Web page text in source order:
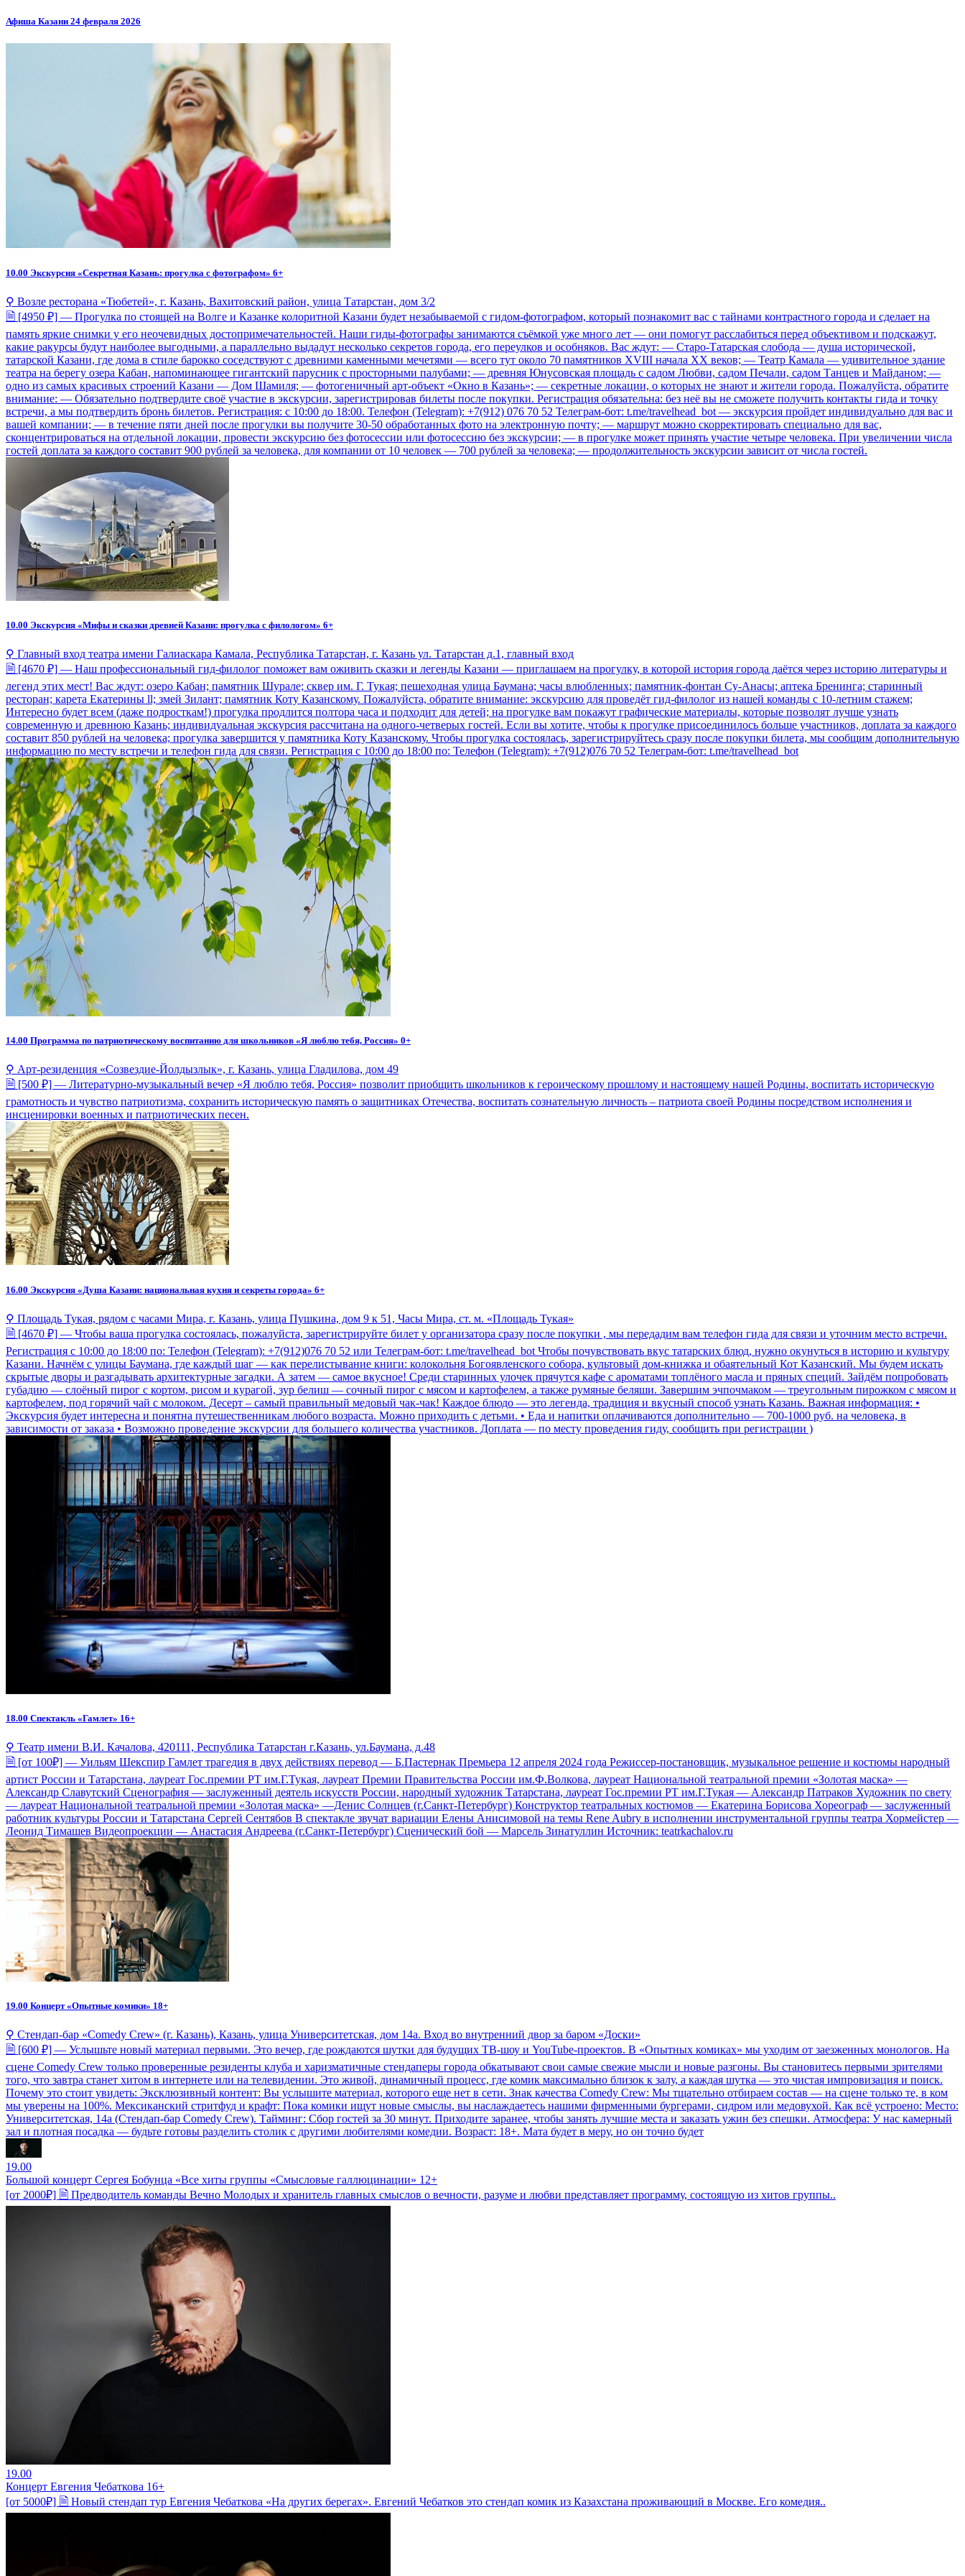
Афиша Казани 24 февраля 2026
10.00 Экскурсия «Секретная Казань: прогулка с фотографом» 6+
⚲ Возле ресторана «Тюбетей», г. Казань, Вахитовский район, улица Татарстан, дом 3/2
🗎 [4950 ₽] — Прогулка по стоящей на Волге и Казанке колоритной Казани будет незабываемой с гидом-фотографом, который познакомит вас с тайнами контрастного города и сделает на
память яркие снимки у его неочевидных достопримечательностей. Наши гиды-фотографы занимаются съёмкой уже много лет — они помогут расслабиться перед объективом и подскажут,
какие ракурсы будут наиболее выгодными, а параллельно выдадут несколько секретов города, его переулков и особняков. Вас ждут: — Старо-Татарская слобода — душа исторической,
татарской Казани, где дома в стиле барокко соседствуют с древними каменными мечетями — всего тут около 70 памятников XVIII начала XX веков; — Театр Камала — удивительное здание
театра на берегу озера Кабан, напоминающее гигантский парусник с просторными палубами; — древняя Юнусовская площадь с садом Любви, садом Печали, садом Танцев и Майданом; —
одно из самых красивых строений Казани — Дом Шамиля; — фотогеничный арт-объект «Окно в Казань»; — секретные локации, о которых не знают и жители города. Пожалуйста, обратите
внимание: — Обязательно подтвердите своё участие в экскурсии, зарегистрировав билеты после покупки. Регистрация обязательна: без неё вы не сможете получить контакты гида и точку
встречи, а мы подтвердить бронь билетов. Регистрация: с 10:00 до 18:00. Телефон (Telegram): +7(912) 076 70 52 Телеграм-бот: t.me/travelhead_bot — экскурсия пройдет индивидуально для вас и
вашей компании; — в течение пяти дней после прогулки вы получите 30-50 обработанных фото на электронную почту; — маршрут можно скорректировать специально для вас,
сконцентрироваться на отдельной локации, провести экскурсию без фотосессии или фотосессию без экскурсии; — в прогулке может принять участие четыре человека. При увеличении числа
гостей доплата за каждого составит 900 рублей за человека, для компании от 10 человек — 700 рублей за человека; — продолжительность экскурсии зависит от числа гостей.
10.00 Экскурсия «Мифы и сказки древней Казани: прогулка с филологом» 6+
⚲ Главный вход театра имени Галиаскара Камала, Республика Татарстан, г. Казань ул. Татарстан д.1, главный вход
🗎 [4670 ₽] — Наш профессиональный гид-филолог поможет вам оживить сказки и легенды Казани — приглашаем на прогулку, в которой история города даётся через историю литературы и
легенд этих мест! Вас ждут: озеро Кабан; памятник Шурале; сквер им. Г. Тукая; пешеходная улица Баумана; часы влюбленных; памятник-фонтан Су-Анасы; аптека Бренинга; старинный
ресторан; карета Екатерины ll; змей Зилант; памятник Коту Казанскому. Пожалуйста, обратите внимание: экскурсию для проведёт гид-филолог из нашей команды с 10-летним стажем;
Интересно будет всем (даже подросткам!) прогулка продлится полтора часа и подходит для детей; на прогулке вам покажут графические материалы, которые позволят лучше узнать
современную и древнюю Казань; индивидуальная экскурсия рассчитана на одного-четверых гостей. Если вы хотите, чтобы к прогулке присоединилось больше участников, доплата за каждого
составит 850 рублей на человека; прогулка завершится у памятника Коту Казанскому. Чтобы прогулка состоялась, зарегистрируйтесь сразу после покупки билета, мы сообщим дополнительную
информацию по месту встречи и телефон гида для связи. Регистрация с 10:00 до 18:00 по: Телефон (Telegram): +7(912)076 70 52 Телеграм-бот: t.me/travelhead_bot
14.00 Программа по патриотическому воспитанию для школьников «Я люблю тебя, Россия» 0+
⚲ Арт-резиденция «Созвездие-Йолдызлык», г. Казань, улица Гладилова, дом 49
🗎 [500 ₽] — Литературно-музыкальный вечер «Я люблю тебя, Россия» позволит приобщить школьников к героическому прошлому и настоящему нашей Родины, воспитать историческую
грамотность и чувство патриотизма, сохранить историческую память о защитниках Отечества, воспитать сознательную личность – патриота своей Родины посредством исполнения и
инсценировки военных и патриотических песен.
16.00 Экскурсия «Душа Казани: национальная кухня и секреты города» 6+
⚲ Площадь Тукая, рядом с часами Мира, г. Казань, улица Пушкина, дом 9 к 51, Часы Мира, ст. м. «Площадь Тукая»
🗎 [4670 ₽] — Чтобы ваша прогулка состоялась, пожалуйста, зарегистрируйте билет у организатора сразу после покупки , мы передадим вам телефон гида для связи и уточним место встречи.
Регистрация с 10:00 до 18:00 по: Телефон (Telegram): +7(912)076 70 52 или Телеграм-бот: t.me/travelhead_bot Чтобы почувствовать вкус татарских блюд, нужно окунуться в историю и культуру
Казани. Начнём с улицы Баумана, где каждый шаг — как перелистывание книги: колокольня Богоявленского собора, культовый дом-книжка и обаятельный Кот Казанский. Мы будем искать
скрытые дворы и разгадывать архитектурные загадки. А затем — самое вкусное! Среди старинных улочек прячутся кафе с ароматами топлёного масла и пряных специй. Зайдём попробовать
губадию — слоёный пирог с кортом, рисом и курагой, зур белиш — сочный пирог с мясом и картофелем, а также румяные беляши. Завершим эчпочмаком — треугольным пирожком с мясом и
картофелем, под горячий чай с молоком. Десерт – самый правильный медовый чак-чак! Каждое блюдо — это легенда, традиция и вкусный способ узнать Казань. Важная информация: •
Экскурсия будет интересна и понятна путешественникам любого возраста. Можно приходить с детьми. • Еда и напитки оплачиваются дополнительно — 700-1000 руб. на человека, в
зависимости от заказа • Возможно проведение экскурсии для большего количества участников. Доплата — по месту проведения гиду, сообщить при регистрации )
18.00 Спектакль «Гамлет» 16+
⚲ Театр имени В.И. Качалова, 420111, Республика Татарстан г.Казань, ул.Баумана, д.48
🗎 [от 100₽] — Уильям Шекспир Гамлет трагедия в двух действиях перевод — Б.Пастернак Премьера 12 апреля 2024 года Режиссер-постановщик, музыкальное решение и костюмы народный
артист России и Татарстана, лауреат Гос.премии РТ им.Г.Тукая, лауреат Премии Правительства России им.Ф.Волкова, лауреат Национальной театральной премии «Золотая маска» —
Александр Славутский Сценография — заслуженный деятель искусств России, народный художник Татарстана, лауреат Гос.премии РТ им.Г.Тукая — Александр Патраков Художник по свету
— лауреат Национальной театральной премии «Золотая маска» —Денис Солнцев (г.Санкт-Петербург) Конструктор театральных костюмов — Екатерина Борисова Хореограф — заслуженный
работник культуры России и Татарстана Сергей Сентябов В спектакле звучат вариации Елены Анисимовой на темы Rene Aubry в исполнении инструментальной группы театра Хормейстер —
Леонид Тимашев Видеопроекции — Анастасия Андреева (г.Санкт-Петербург) Сценический бой — Марсель Зинатуллин Источник: teatrkachalov.ru
19.00 Концерт «Опытные комики» 18+
⚲ Стендап-бар «Comedy Crew» (г. Казань), Казань, улица Университетская, дом 14а. Вход во внутренний двор за баром «Доски»
🗎 [600 ₽] — Услышьте новый материал первыми. Это вечер, где рождаются шутки для будущих ТВ-шоу и YouTube-проектов. В «Опытных комиках» мы уходим от заезженных монологов. На
сцене Comedy Crew только проверенные резиденты клуба и харизматичные стендаперы города обкатывают свои самые свежие мысли и новые разгоны. Вы становитесь первыми зрителями
того, что завтра станет хитом в интернете или на телевидении. Это живой, динамичный процесс, где комик максимально близок к залу, а каждая шутка — это чистая импровизация и поиск.
Почему это стоит увидеть: Эксклюзивный контент: Вы услышите материал, которого еще нет в сети. Знак качества Comedy Crew: Мы тщательно отбираем состав — на сцене только те, в ком
мы уверены на 100%. Мексиканский стритфуд и крафт: Пока комики ищут новые смыслы, вы наслаждаетесь нашими фирменными бургерами, сидром или медовухой. Как всё устроено: Место:
Университетская, 14а (Стендап-бар Comedy Crew). Тайминг: Сбор гостей за 30 минут. Приходите заранее, чтобы занять лучшие места и заказать ужин без спешки. Атмосфера: У нас камерный
зал и плотная посадка — будьте готовы разделить столик с другими любителями комедии. Возраст: 18+. Мата будет в меру, но он точно будет
19.00
Большой концерт Сергея Бобунца «Все хиты группы «Смысловые галлюцинации» 12+
[от 2000₽] 🗎 Предводитель команды Вечно Молодых и хранитель главных смыслов о вечности, разуме и любви представляет программу, состоящую из хитов группы..
19.00
Концерт Евгения Чебаткова 16+
[от 5000₽] 🗎 Новый стендап тур Евгения Чебаткова «На других берегах». Евгений Чебатков это стендап комик из Казахстана проживающий в Москве. Его комедия..